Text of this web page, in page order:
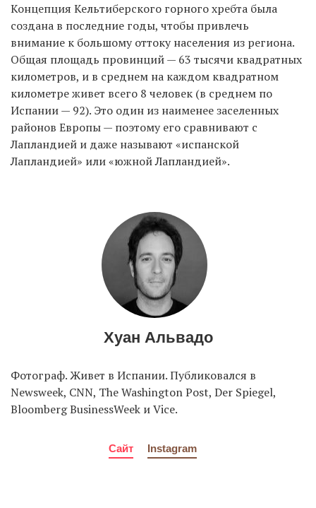
Концепция Кельтиберского горного хребта была
создана в последние годы, чтобы привлечь
внимание к большому оттоку населения из региона.
Общая площадь провинций — 63 тысячи квадратных
километров, и в среднем на каждом квадратном
километре живет всего 8 человек (в среднем по
Испании — 92). Это один из наименее заселенных
районов Европы — поэтому его сравнивают с
Лапландией и даже называют «испанской
Лапландией» или «южной Лапландией».
Хуан Альвадо
Фотограф. Живет в Испании. Публиковался в
Newsweek, CNN, The Washington Post, Der Spiegel,
Bloomberg BusinessWeek и Vice.
Сайт Instagram